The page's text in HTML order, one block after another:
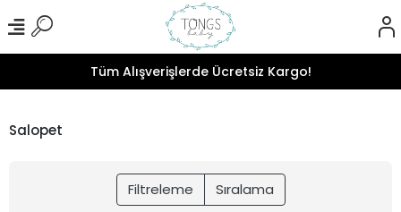
Tüm Alışverişlerde Ücretsiz Kargo!
Salopet
Filtreleme Sıralama